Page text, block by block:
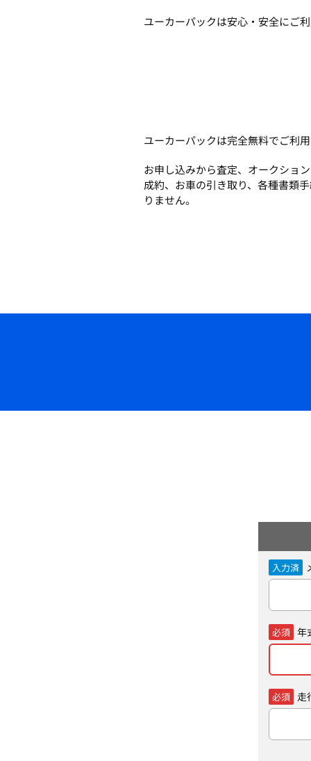
ユーカーパックは安心・安全にご
ユーカーパックは完全無料でご利
お申し込みから査定、オークショ
成約、お車の引き取り、各種書類
りません。
入力済
必須 年
必須 走